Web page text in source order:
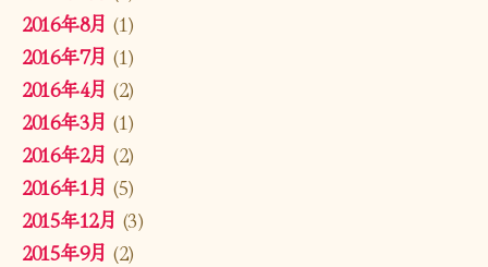
2016年8月 (1)
2016年7月 (1)
2016年4月 (2)
2016年3月 (1)
2016年2月 (2)
2016年1月 (5)
2015年12月 (3)
2015年9月 (2)